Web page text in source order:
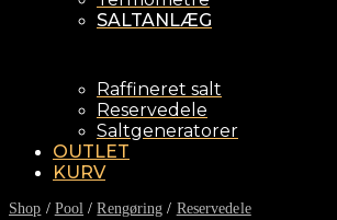
SALTANLÆG
Raffineret salt
Reservedele
Saltgeneratorer
OUTLET
KURV
Shop / Pool /Rengøring / Reservedele